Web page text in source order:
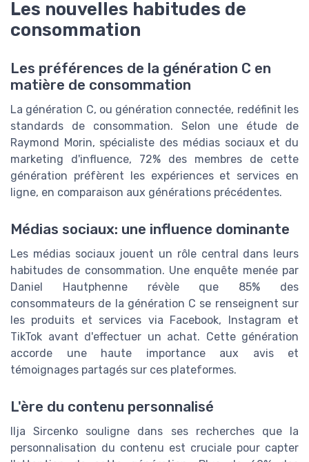
Les nouvelles habitudes de
consommation
Les préférences de la génération C en
matière de consommation
La génération C, ou génération connectée, redéfinit les
standards de consommation. Selon une étude de
Raymond Morin, spécialiste des médias sociaux et du
marketing d'influence, 72% des membres de cette
génération préfèrent les expériences et services en
ligne, en comparaison aux générations précédentes.
Médias sociaux: une influence dominante
Les médias sociaux jouent un rôle central dans leurs
habitudes de consommation. Une enquête menée par
Daniel Hautphenne révèle que 85% des
consommateurs de la génération C se renseignent sur
les produits et services via Facebook, Instagram et
TikTok avant d'effectuer un achat. Cette génération
accorde une haute importance aux avis et
témoignages partagés sur ces plateformes.
L'ère du contenu personnalisé
Ilja Sircenko souligne dans ses recherches que la
personnalisation du contenu est cruciale pour capter